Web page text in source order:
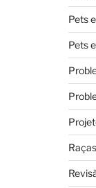
Pets
Pets
Raças